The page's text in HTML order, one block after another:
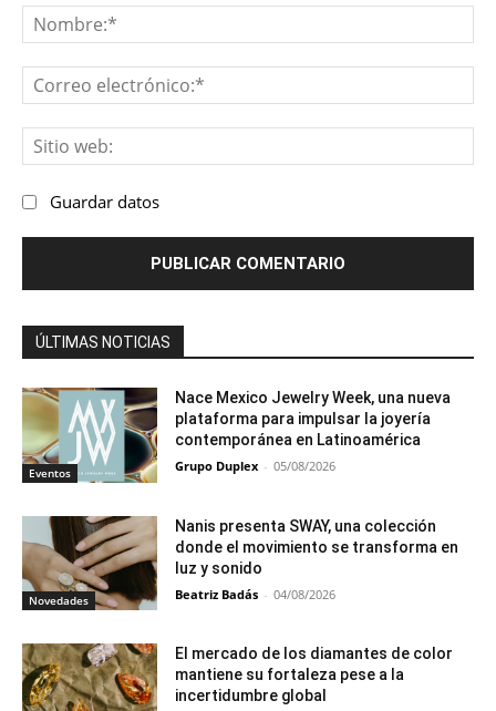
Guardar datos
ÚLTIMAS NOTICIAS
Eventos
Nace Mexico Jewelry Week, una nueva
plataforma para impulsar la joyería
contemporánea en Latinoamérica
Grupo Duplex - 05/08/2026
Novedades
Nanis presenta SWAY, una colección
donde el movimiento se transforma en
luz y sonido
Beatriz Badás - 04/08/2026
El mercado de los diamantes de color
mantiene su fortaleza pese a la
incertidumbre global